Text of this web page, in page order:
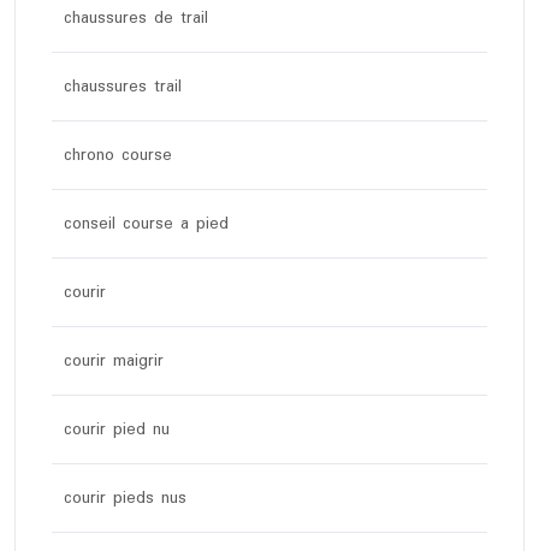
chaussures de trail
chaussures trail
chrono course
conseil course a pied
courir
courir maigrir
courir pied nu
courir pieds nus